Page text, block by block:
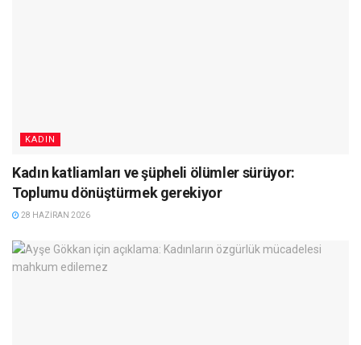
KADIN
Kadın katliamları ve şüpheli ölümler sürüyor:
Toplumu dönüştürmek gerekiyor
28 HAZIRAN 2026